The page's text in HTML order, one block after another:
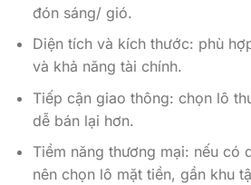
đón sáng/ gió.
Diện tích và kích thước: phù
và khả năng tài chính.
Tiếp cận giao thông: chọn lô
dễ bán lại hơn.
Tiềm năng thương mại: nếu có
nên chọn lô mặt tiền, gần khu